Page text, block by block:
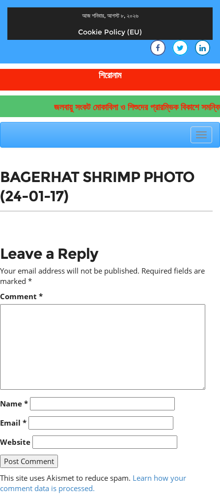
আজ শনিবার, আগস্ট ৮, ২০২৬
Cookie Policy (EU)
শিরোনাম
জলবায়ু সংকট মোকাবিলা ও শিশুদের প্রারম্ভিক বিকাশে
BAGERHAT SHRIMP PHOTO
(24-01-17)
Leave a Reply
Your email address will not be published. Required fields are
marked *
Comment *
Name *
Email *
Website
This site uses Akismet to reduce spam. Learn how your
comment data is processed.